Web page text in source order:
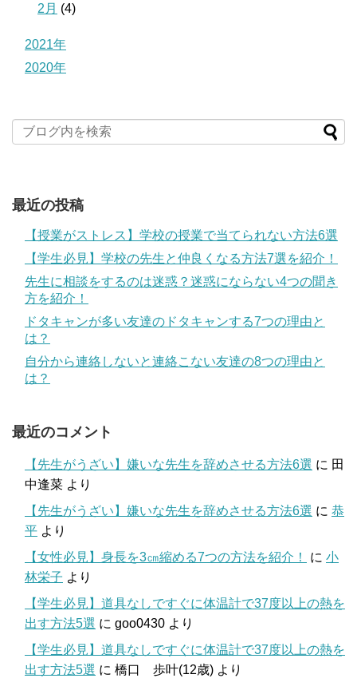
2月 (4)
2021年
2020年
最近の投稿
【授業がストレス】学校の授業で当てられない方法6選
【学生必見】学校の先生と仲良くなる方法7選を紹介！
先生に相談をするのは迷惑？迷惑にならない4つの聞き
方を紹介！
ドタキャンが多い友達のドタキャンする7つの理由と
は？
自分から連絡しないと連絡こない友達の8つの理由と
は？
最近のコメント
【先生がうざい】嫌いな先生を辞めさせる方法6選 に 田
中逢菜 より
【先生がうざい】嫌いな先生を辞めさせる方法6選 に 恭
平 より
【女性必見】身長を3㎝縮める7つの方法を紹介！
に 小
林栄子 より
【学生必見】道具なしですぐに体温計で37度以上の熱を
出す方法5選 に goo0430 より
【学生必見】道具なしですぐに体温計で37度以上の熱を
出す方法5選 に 橋口 歩叶(12歳) より